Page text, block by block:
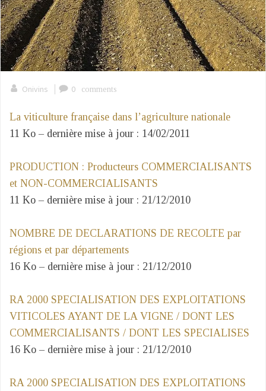
Onivins 0 comments
La viticulture française dans l’agriculture nationale
11 Ko – dernière mise à jour : 14/02/2011
PRODUCTION : Producteurs COMMERCIALISANTS
et NON-COMMERCIALISANTS
11 Ko – dernière mise à jour : 21/12/2010
NOMBRE DE DECLARATIONS DE RECOLTE par
régions et par départements
16 Ko – dernière mise à jour : 21/12/2010
RA 2000 SPECIALISATION DES EXPLOITATIONS
VITICOLES AYANT DE LA VIGNE / DONT LES
COMMERCIALISANTS / DONT LES SPECIALISES
16 Ko – dernière mise à jour : 21/12/2010
RA 2000 SPECIALISATION DES EXPLOITATIONS